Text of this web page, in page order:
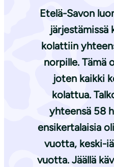
Etelä-Savon
järjestämissä
kolattiin
norpille. Tämä
joten kaikki
kolattua.
yhteensä 58
ensikertalaisia
vuotta, keski-
vuotta. Jäällä